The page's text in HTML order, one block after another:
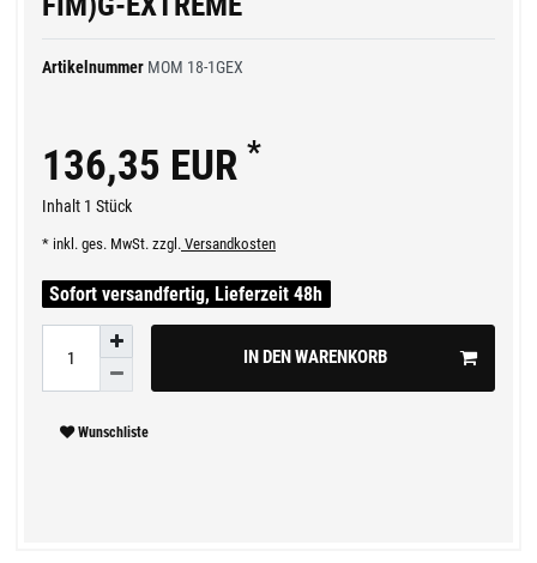
Artikelnummer MOM 18-1GEX
136,35 EUR *
Inhalt 1 Stück
* inkl. ges. MwSt. zzgl. Versandkosten
Sofort versandfertig, Lieferzeit 48h
IN DEN WARENKORB
Wunschliste